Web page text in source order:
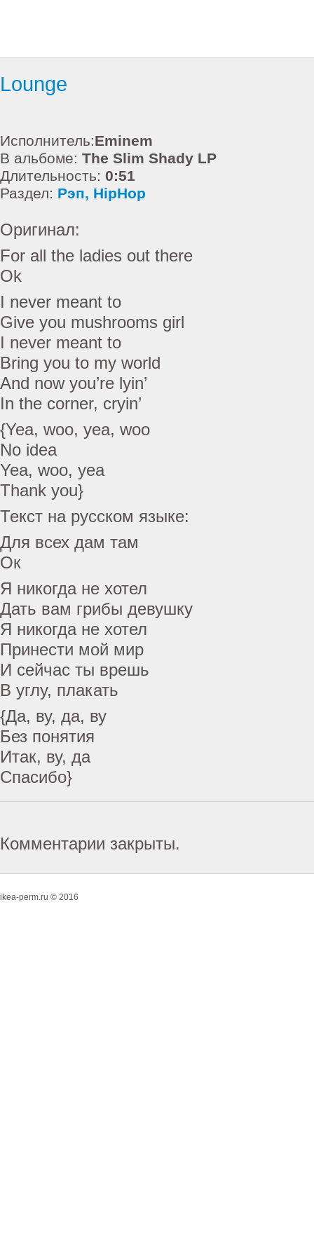
Lounge
Исполнитель:Eminem
В альбоме: The Slim Shady LP
Длительность: 0:51
Раздел: Рэп, HipHop
Оригинал:
For all the ladies out there
Ok
I never meant to
Give you mushrooms girl
I never meant to
Bring you to my world
And now you’re lyin’
In the corner, cryin’
{Yea, woo, yea, woo
No idea
Yea, woo, yea
Thank you}
Текст на русском языке:
Для всех дам там
Ок
Я никогда не хотел
Дать вам грибы девушку
Я никогда не хотел
Принести мой мир
И сейчас ты врешь
В углу, плакать
{Да, ву, да, ву
Без понятия
Итак, ву, да
Спасибо}
Комментарии закрыты.
ikea-perm.ru © 2016